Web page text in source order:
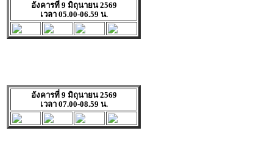
อังคารที่ 9 มิถุนายน 2569
เวลา 05.00-06.59 น.
อังคารที่ 9 มิถุนายน 2569
เวลา 07.00-08.59 น.